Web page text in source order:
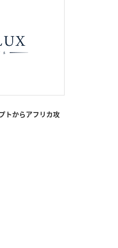
トからアフリカ攻